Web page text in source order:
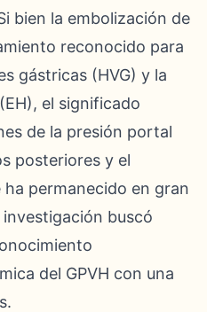
bien la embolización de
reconocido para
gástricas (HVG) y la
el significado
de la presión portal
posteriores y el
permanecido en gran
buscó
del GPVH con una